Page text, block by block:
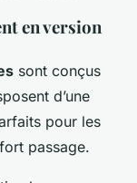
en version
sont conçus
d’une
pour les
passage.